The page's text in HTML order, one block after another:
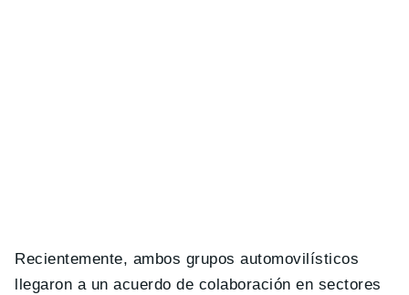
Recientemente, ambos grupos automovilísticos
llegaron a un acuerdo de colaboración en sectores